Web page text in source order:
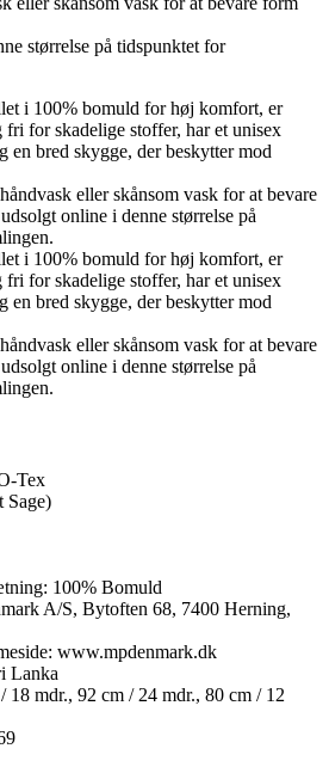
størrelse på tidspunktet for
i 100% bomuld for høj komfort, er
for skadelige stoffer, har et unisex
en bred skygge, der beskytter mod
eller skånsom vask for at bevare
online i denne størrelse på
i 100% bomuld for høj komfort, er
for skadelige stoffer, har et unisex
en bred skygge, der beskytter mod
eller skånsom vask for at bevare
online i denne størrelse på
Tex
Sage)
100% Bomuld
A/S, Bytoften 68, 7400 Herning,
www.mpdenmark.dk
Lanka
18 mdr., 92 cm / 24 mdr., 80 cm / 12